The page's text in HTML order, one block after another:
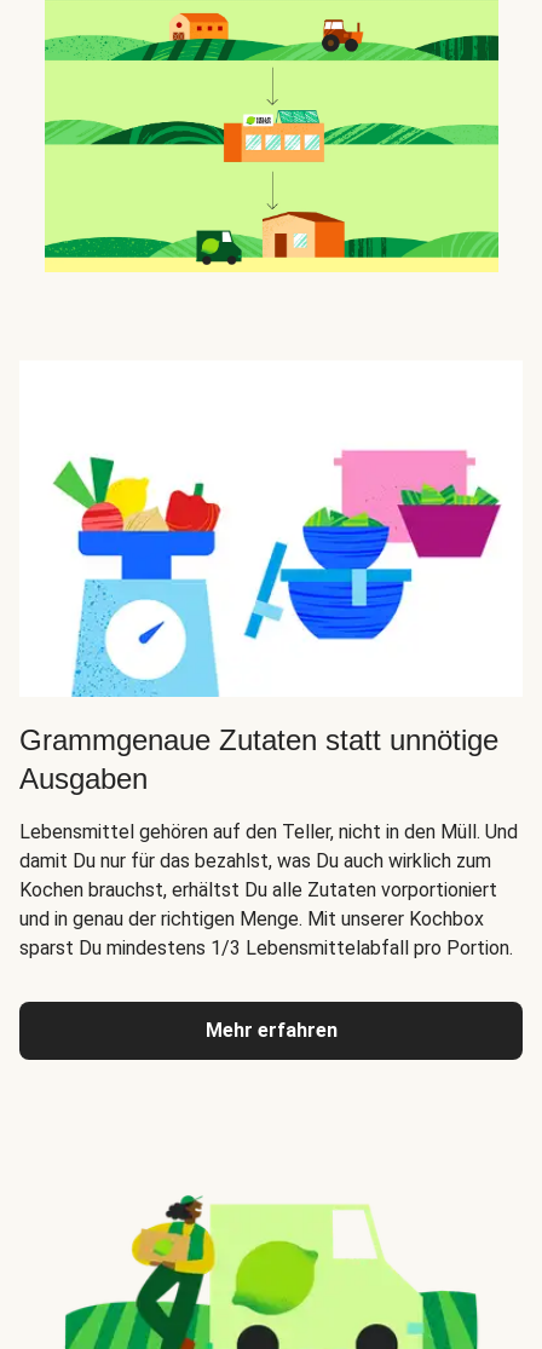
Grammgenaue Zutaten statt unnötige
Ausgaben
Lebensmittel gehören auf den Teller, nicht in den Müll. Und
damit Du nur für das bezahlst, was Du auch wirklich zum
Kochen brauchst, erhältst Du alle Zutaten vorportioniert
und in genau der richtigen Menge. Mit unserer Kochbox
sparst Du mindestens 1/3 Lebensmittelabfall pro Portion.
Mehr erfahren